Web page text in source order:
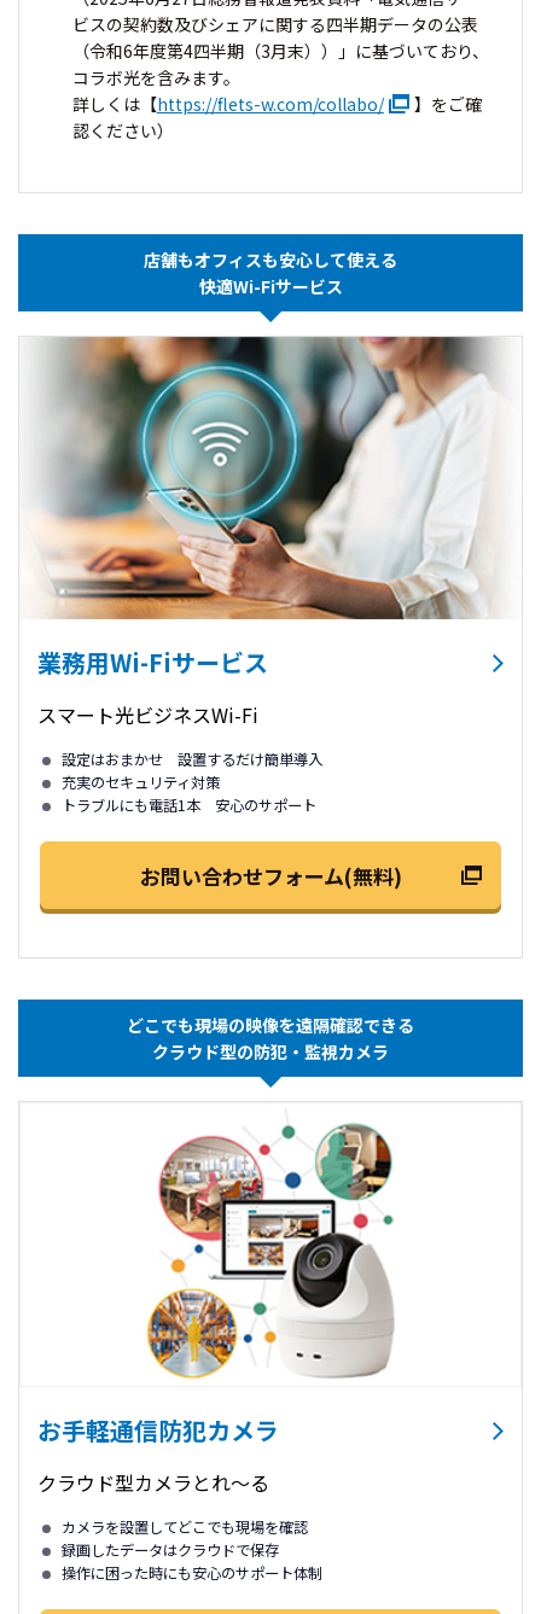
ビスの契約数及びシェアに関する四半期データの公表
（令和6年度第4四半期（3月末））」に基づいており、
コラボ光を含みます。
詳しくは【https://flets-w.com/collabo/
】をご確
認ください）
店舗もオフィスも安心して使える
快適Wi-Fiサービス
業務用Wi-Fiサービス
スマート光ビジネスWi-Fi
設定はおまかせ 設置するだけ簡単導入
充実のセキュリティ対策
トラブルにも電話1本 安心のサポート
お問い合わせフォーム(無料)
どこでも現場の映像を遠隔確認できる
クラウド型の防犯・監視カメラ
お手軽通信防犯カメラ
クラウド型カメラとれ～る
カメラを設置してどこでも現場を確認
録画したデータはクラウドで保存
操作に困った時にも安心のサポート体制